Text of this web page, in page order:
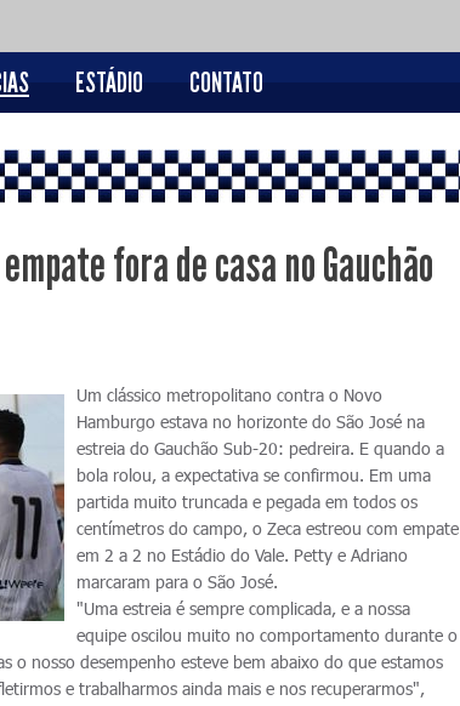
ESTÁDIO CONTATO
fora de casa no Gauchão
Um clássico metropolitano contra o Novo
Hamburgo estava no horizonte do São José na
estreia do Gauchão Sub-20: pedreira. E quando a
bola rolou, a expectativa se confirmou. Em uma
partida muito truncada e pegada em todos os
centímetros do campo, o Zeca estreou com empate
em 2 a 2 no Estádio do Vale. Petty e Adriano
marcaram para o São José.
"Uma estreia é sempre complicada, e a nossa
equipe oscilou muito no comportamento durante o
o nosso desempenho esteve bem abaixo do que estamos
e trabalharmos ainda mais e nos recuperarmos",